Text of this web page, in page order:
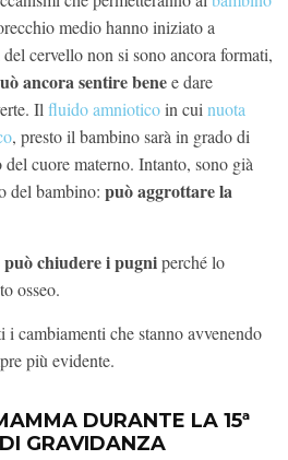
medio hanno iniziato a
cervello non si sono ancora formati,
ancora sentire benee dare
Il fluido amnioticoin cui nuota
, presto il bambino sarà in grado di
cuore materno. Intanto, sono già
del bambino: può aggrottare la
può chiudere i pugniperché lo
osseo.
cambiamenti che stanno avvenendo
più evidente.
DURANTE LA 15ª
GRAVIDANZA